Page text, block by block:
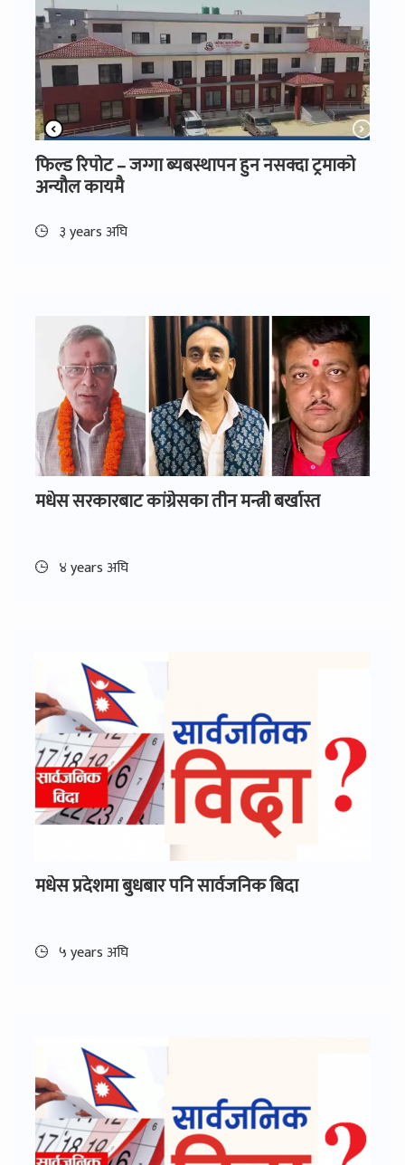
फिल्ड रिपोट – जग्गा ब्यबस्थापन हुन नसक्दा ट्रमाको
अन्यौल कायमै
३ years अघि
मधेस सरकारबाट कांग्रेसका तीन मन्त्री बर्खास्त
४ years अघि
मधेस प्रदेशमा बुधबार पनि सार्वजनिक बिदा
५ years अघि